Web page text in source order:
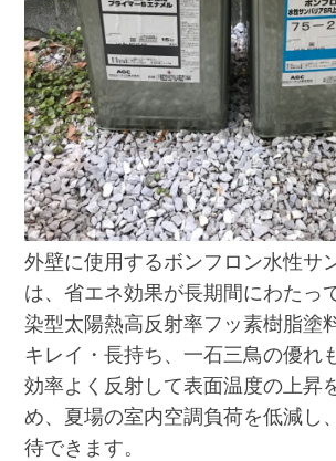
外壁に使用するボンフロン水性サ
は、省エネ効果が長期間にわたっ
染型太陽熱高反射率フッ素樹脂塗
キレイ・長持ち、一石三鳥の優れ
効率よく反射して表面温度の上昇
め、夏場の室内空調負荷を低減し
待できます。